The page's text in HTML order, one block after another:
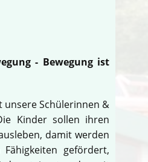
- Bewegung ist
unsere Schülerinnen &
Kinder sollen ihren
damit werden
gefördert,